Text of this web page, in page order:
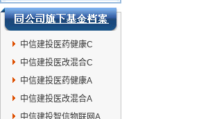
中信建投医药健康C
中信建投医改混合C
中信建投医药健康A
中信建投医改混合A
中信建投智信物联网A